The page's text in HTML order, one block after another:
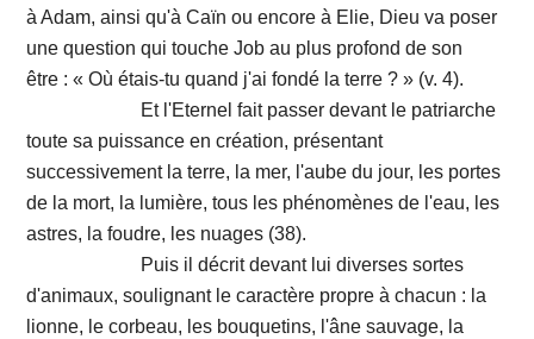
à Adam, ainsi qu'à Caïn ou encore à Elie, Dieu va poser
une question qui touche Job au plus profond de son
être : « Où étais-tu quand j'ai fondé la terre ? » (v. 4).
Et l'Eternel fait passer devant le patriarche
toute sa puissance en création, présentant
successivement la terre, la mer, l'aube du jour, les portes
de la mort, la lumière, tous les phénomènes de l'eau, les
astres, la foudre, les nuages (38).
Puis il décrit devant lui diverses sortes
d'animaux, soulignant le caractère propre à chacun : la
lionne, le corbeau, les bouquetins, l'âne sauvage, la